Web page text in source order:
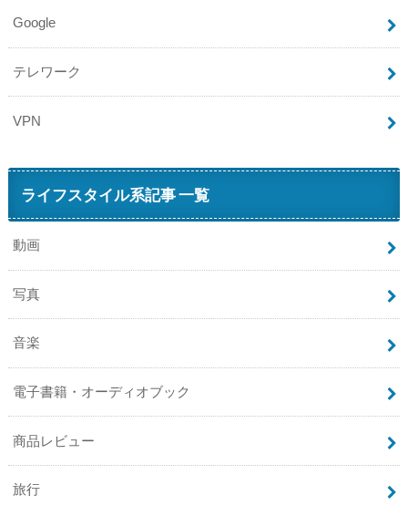
Google
テレワーク
VPN
ライフスタイル系記事 一覧
動画
写真
音楽
電子書籍・オーディオブック
商品レビュー
旅行